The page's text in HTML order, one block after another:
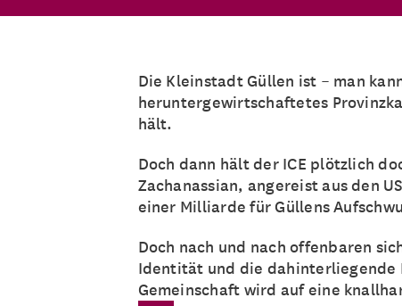
Die Kleinstadt Güllen ist – man
heruntergewirtschaftetes
hält.
Doch dann hält der ICE plötzlich
Zachanassian, angereist aus den
einer Milliarde für Güllens
Doch nach und nach offenbaren
Identität und die dahinterliegende
Gemeinschaft wird auf eine